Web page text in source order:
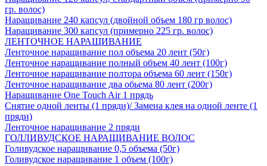
гр. волос)
Наращивание 240 капсул (двойной объем 180 гр волос)
Наращивание 300 капсул (примерно 225 гр. волос)
ЛЕНТОЧНОЕ НАРАЩИВАНИЕ
Ленточное наращивание пол объема 20 лент (50г)
Ленточное наращивание полный объем 40 лент (100г)
Ленточное наращивание полтора объема 60 лент (150г)
Ленточное наращивание два обьема 80 лент (200г)
Наращивание One Touch Air 1 прядь
Снятие одной ленты (1 пряди)/ Замена клея на одной ленте (1
пряди)
Ленточное наращивание 2 пряди
ГОЛЛИВУДСКОЕ НАРАЩИВАНИЕ ВОЛОС
Голивудское наращивание 0,5 объема (50г)
Голивудское наращивание 1 объем (100г)